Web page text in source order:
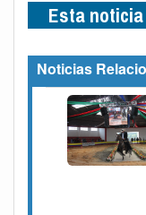
Esta
Noticias